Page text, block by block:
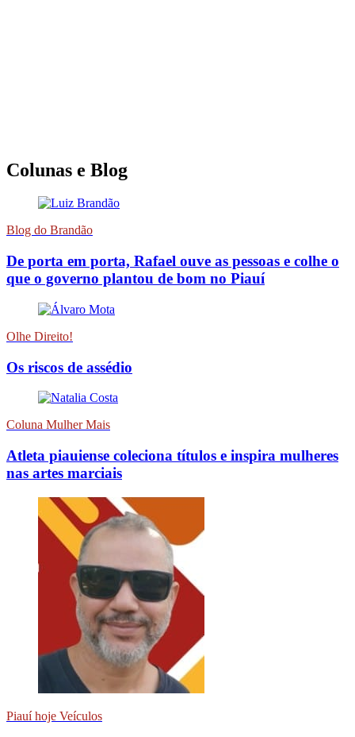
Colunas e Blog
Blog do Brandão
De porta em porta, Rafael ouve as pessoas e colhe o
que o governo plantou de bom no Piauí
Olhe Direito!
Os riscos de assédio
Coluna Mulher Mais
Atleta piauiense coleciona títulos e inspira mulheres
nas artes marciais
Piauí hoje Veículos